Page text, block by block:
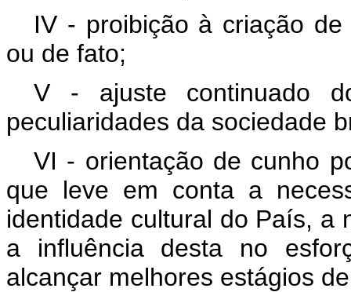
IV - proibição à criação
ou de fato;
V - ajuste continuado
peculiaridades da sociedade
VI - orientação de cunho
que leve em conta a
identidade cultural do País, a
a influência desta no
alcançar melhores estágios